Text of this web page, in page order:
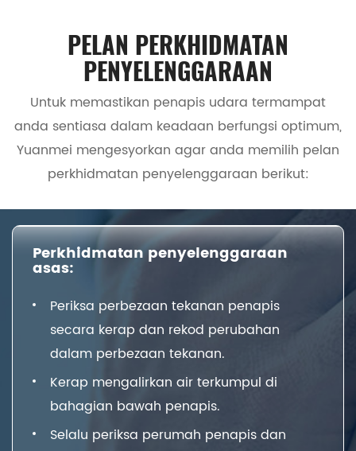
PELAN PERKHIDMATAN
PENYELENGGARAAN
Untuk memastikan penapis udara termampat
anda sentiasa dalam keadaan berfungsi optimum,
Yuanmei mengesyorkan agar anda memilih pelan
perkhidmatan penyelenggaraan berikut:
Perkhidmatan penyelenggaraan
asas:
Periksa perbezaan tekanan penapis
secara kerap dan rekod perubahan
dalam perbezaan tekanan.
Kerap mengalirkan air terkumpul di
bahagian bawah penapis.
Selalu periksa perumah penapis dan